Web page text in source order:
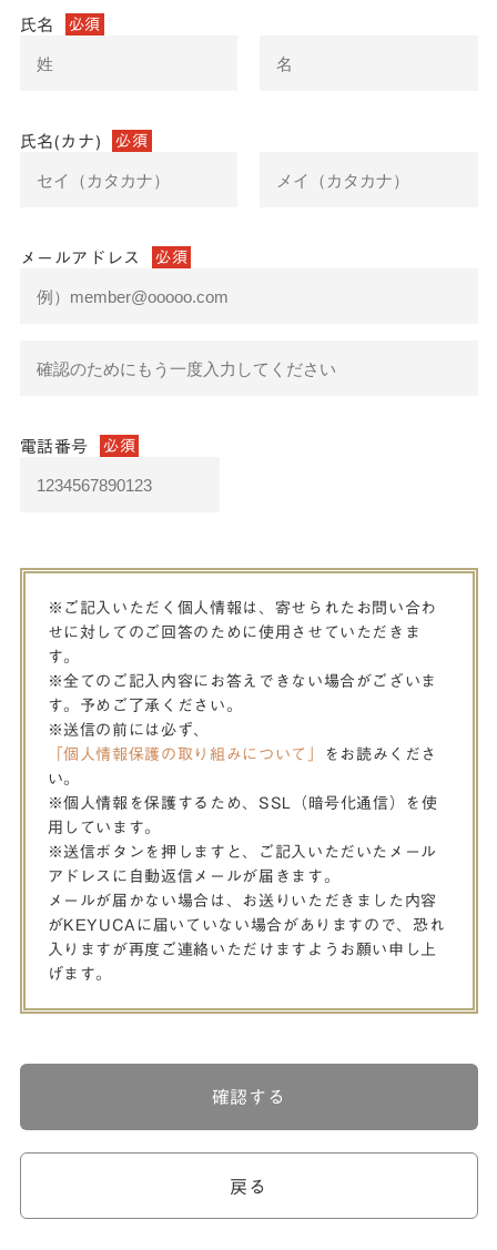
氏名 必須
氏名(カナ) 必須
メールアドレス 必須
電話番号 必須
※ご記入いただく個人情報は、寄せられたお問い合わ
せに対してのご回答のために使用させていただきま
す。
※全てのご記入内容にお答えできない場合がございま
す。予めご了承ください。
※送信の前には必ず、
「個人情報保護の取り組みについて」
をお読みくださ
い。
※個人情報を保護するため、SSL（暗号化通信）を使
用しています。
※送信ボタンを押しますと、ご記入いただいたメール
アドレスに自動返信メールが届きます。
メールが届かない場合は、お送りいただきました内容
がKEYUCAに届いていない場合がありますので、恐れ
入りますが再度ご連絡いただけますようお願い申し上
げます。
戻る
確認する